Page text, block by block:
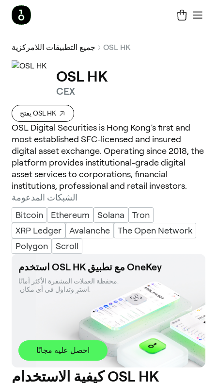
جميع التطبيقات اللامركزية OSL HK
OSL HK
CEX
يفتح OSL HK
OSL Digital Securities is Hong Kong’s first and
most established SFC-licensed and insured
digital asset exchange. Operating since 2018, the
platform provides institutional-grade digital
asset services to corporations, financial
institutions, professional and retail investors.
الشبكات المدعومة
Bitcoin
Ethereum Solana
Tron
XRP Ledger
Avalanche
The Open Network
Polygon
Scroll
استخدم OSL HK مع تطبيق OneKey
محفظة العملات المشفرة الأكثر أمانًا.
احصل عليه مجانًا
كيفية الاستخدام OSL HK